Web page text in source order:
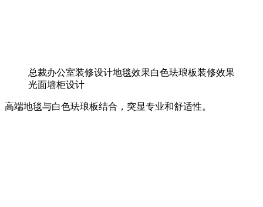
总裁办公室装修设计地毯效果白色珐琅板装修效果
光面墙柜设计
高端地毯与白色珐琅板结合，突显专业和舒适性。